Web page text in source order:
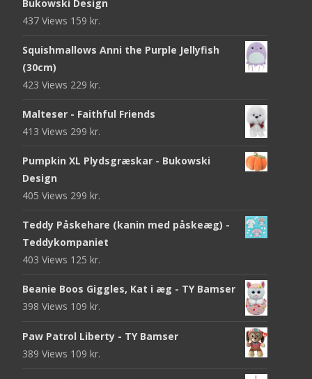
Bukowski Design
437 Views 159 kr.
Squishmallows Anni the Purple Jellyfish
(30cm)
423 Views 229 kr.
Malteser - Faithful Friends
413 Views 299 kr.
Pumpkin XL Plydsgræskar - Bukowski
Design
405 Views 299 kr.
Teddy Påskehare (kanin med påskeæg) -
Teddykompaniet
403 Views 125 kr.
Beanie Boos Giggles, Kat i æg - TY Bamser
398 Views 109 kr.
Paw Patrol Liberty - TY Bamser
389 Views 109 kr.